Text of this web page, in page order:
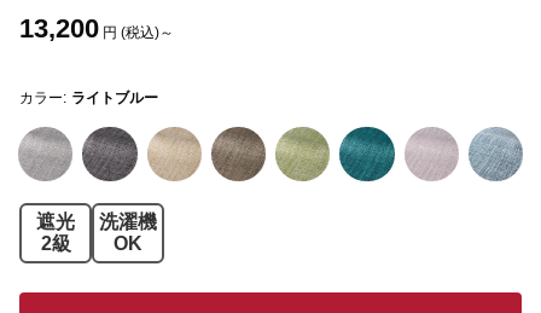
13,200 円 (税込)～
カラー: ライトブルー
遮光
2級
洗濯機
OK